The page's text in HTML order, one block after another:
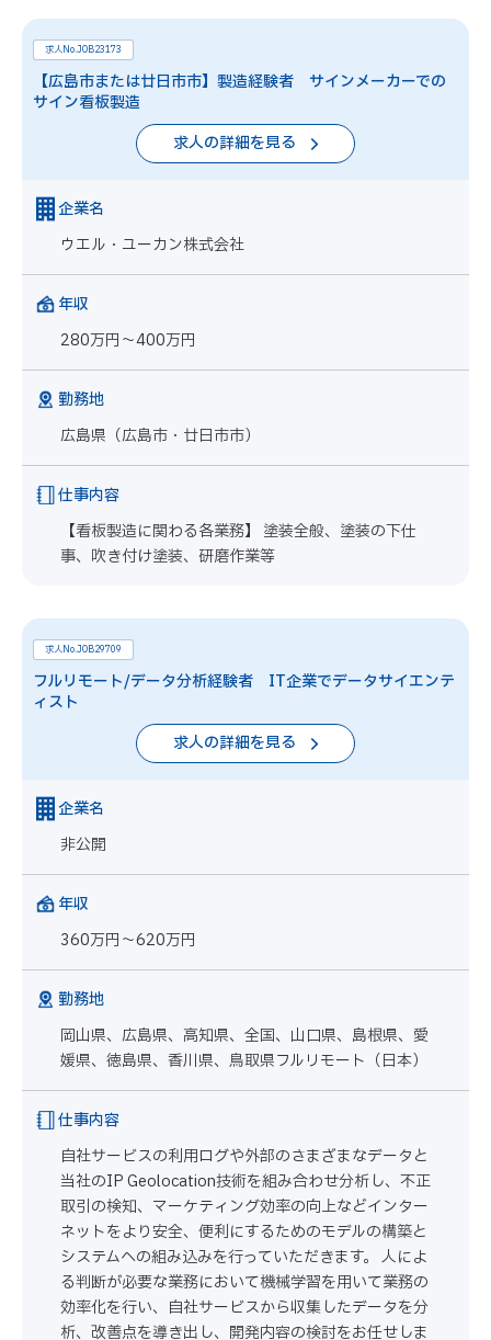
求人No.JOB23173
【広島市または廿日市市】製造経験者 サインメーカーでの
サイン看板製造
求人の詳細を見る
企業名
ウエル・ユーカン株式会社
年収
280万円～400万円
勤務地
広島県（広島市・廿日市市）
仕事内容
【看板製造に関わる各業務】 塗装全般、塗装の下仕
事、吹き付け塗装、研磨作業等
求人No.JOB29709
フルリモート/データ分析経験者 IT企業でデータサイエンテ
ィスト
求人の詳細を見る
企業名
非公開
年収
360万円～620万円
勤務地
岡山県、広島県、高知県、全国、山口県、島根県、愛
媛県、徳島県、香川県、鳥取県フルリモート（日本）
仕事内容
自社サービスの利用ログや外部のさまざまなデータと
当社のIP Geolocation技術を組み合わせ分析し、不正
取引の検知、マーケティング効率の向上などインター
ネットをより安全、便利にするためのモデルの構築と
システムへの組み込みを行っていただきます。 人によ
る判断が必要な業務において機械学習を用いて業務の
効率化を行い、自社サービスから収集したデータを分
析、改善点を導き出し、開発内容の検討をお任せしま